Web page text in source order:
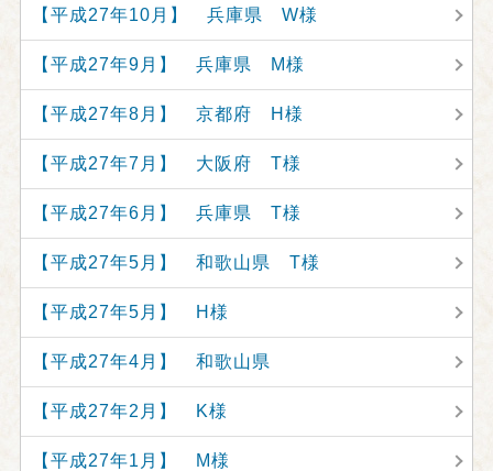
【平成27年10月】 兵庫県 W様
【平成27年9月】 兵庫県 M様
【平成27年8月】 京都府 H様
【平成27年7月】 大阪府 T様
【平成27年6月】 兵庫県 T様
【平成27年5月】 和歌山県 T様
【平成27年5月】 H様
【平成27年4月】 和歌山県
【平成27年2月】 K様
【平成27年1月】 M様